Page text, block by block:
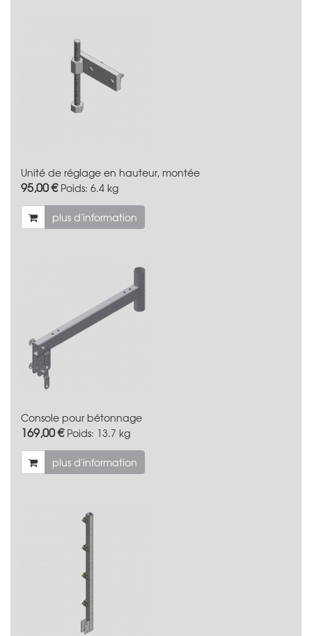
Unité de réglage en hauteur, montée
95,00 € Poids: 6.4 kg
plus d'information
Console pour bétonnage
169,00 € Poids: 13.7 kg
plus d'information